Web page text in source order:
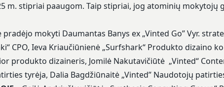
m. stipriai paaugom. Taip stipriai, jog atominių mokytojų
pradėjo mokyti Daumantas Banys ex „Vinted Go” Vyr.
CPO, Ieva Kriaučiūnienė „Surfshark“ Produkto dizaino
produkto dizaineris, Jomilė Nakutavičiūtė „Vinted“
tyrėja, Dalia Bagdžiūnaitė „Vinted” Naudotojų